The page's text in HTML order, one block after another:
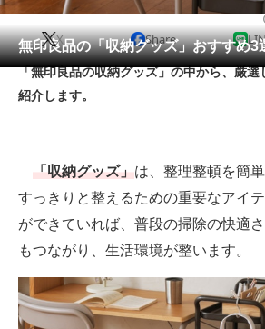
パソコン・タブレット ファッショ
ペット 家電
工具・DIY 本・DVD
釣り具・釣り用品 食品・飲料
食器・グラス・カトラリー
メディア
無印良品の「収納グッズ」おすすめ3
X Share
「無印良品の収納グッズ」の中から、厳選
紹介します。
「収納グッズ」は、整理整頓を簡
すっきりと整えるための重要なアイテ
ができていれば、普段の掃除の快適
もつながり、生活環境が整います。